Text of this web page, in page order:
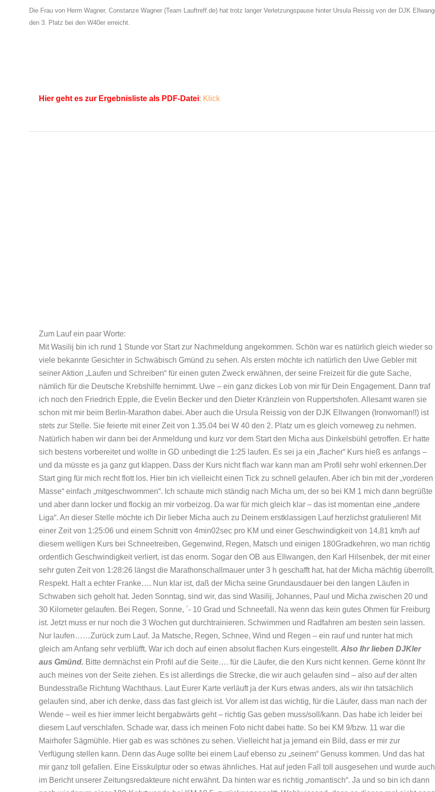
Die Frau von Herrn Wagner, Constanze Wagner (Team Lauftreff.de) hat trotz langer Verletzungspause hinter Ursula Reissig von der DJK
den 3. Platz bei den W40er erreicht.
Hier geht es zur Ergebnisliste als PDF-Datei: Klick
Zum Lauf ein paar Worte:
Mit Wasilij bin ich rund 1 Stunde vor Start zur Nachmeldung angekommen. Schön war es natürlich gleich wieder so
viele bekannte Gesichter in Schwäbisch Gmünd zu sehen. Als ersten möchte ich natürlich den Uwe Gebler mit
seiner Aktion „Laufen und Schreiben“ für einen guten Zweck erwähnen, der seine Freizeit für die gute Sache,
nämlich für die Deutsche Krebshilfe hernimmt. Uwe – ein ganz dickes Lob von mir für Dein Engagement. Dann traf
ich noch den Friedrich Epple, die Evelin Becker und den Dieter Kränzlein von Ruppertshofen. Allesamt waren sie
schon mit mir beim Berlin-Marathon dabei. Aber auch die Ursula Reissig von der DJK Ellwangen (Ironwoman!!) ist
stets zur Stelle. Sie feierte mit einer Zeit von 1.35.04 bei W 40 den 2. Platz um es gleich vorneweg zu nehmen.
Natürlich haben wir dann bei der Anmeldung und kurz vor dem Start den Micha aus Dinkelsbühl getroffen. Er hatte
sich bestens vorbereitet und wollte in GD unbedingt die 1:25 laufen. Es sei ja ein „flacher“ Kurs hieß es anfangs –
und da müsste es ja ganz gut klappen. Dass der Kurs nicht flach war kann man am Profil sehr wohl erkennen.Der
Start ging für mich recht flott los. Hier bin ich vielleicht einen Tick zu schnell gelaufen. Aber ich bin mit der „vorderen
Masse“ einfach „mitgeschwommen“. Ich schaute mich ständig nach Micha um, der so bei KM 1 mich dann begrüßte
und aber dann locker und flockig an mir vorbeizog. Da war für mich gleich klar – das ist momentan eine „andere
Liga“. An dieser Stelle möchte ich Dir lieber Micha auch zu Deinem erstklassigen Lauf herzlichst gratulieren! Mit
einer Zeit von 1:25:06 und einem Schnitt von 4min02sec pro KM und einer Geschwindigkeit von 14,81 km/h auf
diesem welligen Kurs bei Schneetreiben, Gegenwind, Regen, Matsch und einigen 180Gradkehren, wo man richtig
ordentlich Geschwindigkeit verliert, ist das enorm. Sogar den OB aus Ellwangen, den Karl Hilsenbek, der mit einer
sehr guten Zeit von 1:28:26 längst die Marathonschallmauer unter 3 h geschafft hat, hat der Micha mächtig überrollt.
Respekt. Halt a echter Franke…. Nun klar ist, daß der Micha seine Grundausdauer bei den langen Läufen in
Schwaben sich geholt hat. Jeden Sonntag, sind wir, das sind Wasilij, Johannes, Paul und Micha zwischen 20 und
30 Kilometer gelaufen. Bei Regen, Sonne, ´- 10 Grad und Schneefall. Na wenn das kein gutes Ohmen für Freiburg
ist. Jetzt muss er nur noch die 3 Wochen gut durchtrainieren. Schwimmen und Radfahren am besten sein lassen.
Nur laufen……Zurück zum Lauf. Ja Matsche, Regen, Schnee, Wind und Regen – ein rauf und runter hat mich
gleich am Anfang sehr verblüfft. War ich doch auf einen absolut flachen Kurs eingestellt. Also Ihr lieben DJKler
aus Gmünd. Bitte demnächst ein Profil auf die Seite…. für die Läufer, die den Kurs nicht kennen. Gerne könnt Ihr
auch meines von der Seite ziehen. Es ist allerdings die Strecke, die wir auch gelaufen sind – also auf der alten
Bundesstraße Richtung Wachthaus. Laut Eurer Karte verläuft ja der Kurs etwas anders, als wir ihn tatsächlich
gelaufen sind, aber ich denke, dass das fast gleich ist. Vor allem ist das wichtig, für die Läufer, dass man nach der
Wende – weil es hier immer leicht bergabwärts geht – richtig Gas geben muss/soll/kann. Das habe ich leider bei
diesem Lauf verschlafen. Schade war, dass ich meinen Foto nicht dabei hatte. So bei KM 9/bzw. 11 war die
Mairhofer Sägmühle. Hier gab es was schönes zu sehen. Vielleicht hat ja jemand ein Bild, dass er mir zur
Verfügung stellen kann. Denn das Auge sollte bei einem Lauf ebenso zu „seinem“ Genuss kommen. Und das hat
mir ganz toll gefallen. Eine Eisskulptur oder so etwas ähnliches. Hat auf jeden Fall toll ausgesehen und wurde auch
im Bericht unserer Zeitungsredakteure nicht erwähnt. Da hinten war es richtig „romantisch“. Ja und so bin ich dann